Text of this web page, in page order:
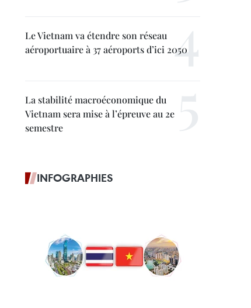
Le Vietnam va étendre son réseau
aéroportuaire à 37 aéroports d’ici 2050
La stabilité macroéconomique du
Vietnam sera mise à l’épreuve au 2e
semestre
INFOGRAPHIES